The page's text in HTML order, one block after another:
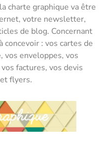
charte graphique va être
votre newsletter,
de blog. Concernant
: vos cartes de
vos enveloppes, vos
factures, vos devis
flyers.